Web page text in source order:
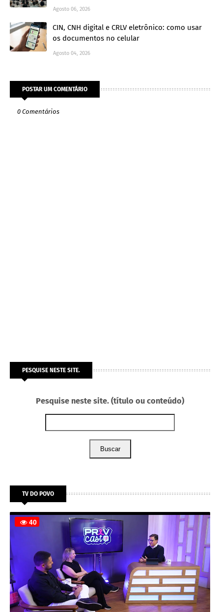
Agosto 06, 2026
CIN, CNH digital e CRLV eletrônico: como usar
os documentos no celular
Agosto 04, 2026
POSTAR UM COMENTÁRIO
0 Comentários
PESQUISE NESTE SITE.
Pesquise neste site. (título ou conteúdo)
Buscar
TV DO POVO